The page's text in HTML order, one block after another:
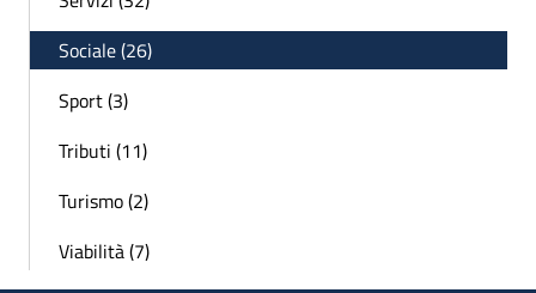
Sociale (26)
Sport (3)
Tributi (11)
Turismo (2)
Viabilità (7)